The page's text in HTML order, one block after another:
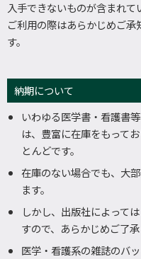
入手できないものが含まれて
ご利用の際はあらかじめご
す。
納期について
いわゆる医学書・看護書
は、豊富に在庫をもって
とんどです。
在庫のない場合でも、大
ます。
しかし、出版社によって
すので、あらかじめご了承
医学・看護系の雑誌のバ